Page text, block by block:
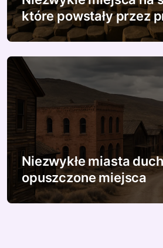
które powstały przez
Niezwykłe miasta
opuszczone miejsca